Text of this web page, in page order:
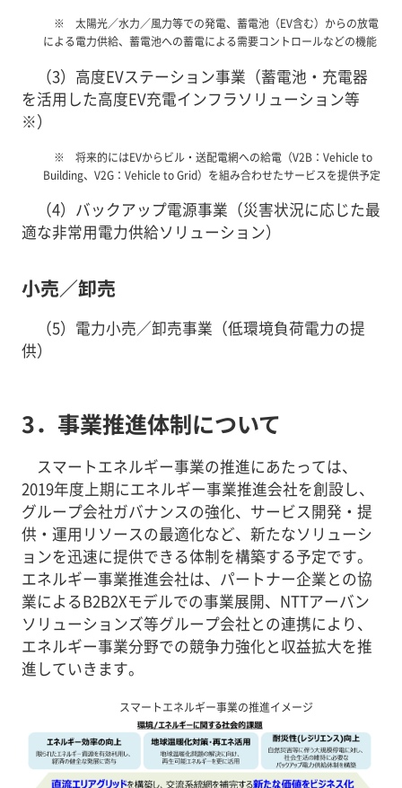
太陽光／水力／風力等での発電、蓄電池（EV含む）からの放電
による電力供給、蓄電池への蓄電による需要コントロールなどの機能
（3）高度EVステーション事業（蓄電池・充電器
を活用した高度EV充電インフラソリューション等
※）
将来的にはEVからビル・送配電網への給電（V2B：Vehicle to
Building、V2G：Vehicle to Grid）を組み合わせたサービスを提供予定
（4）バックアップ電源事業（災害状況に応じた最
適な非常用電力供給ソリューション）
小売／卸売
（5）電力小売／卸売事業（低環境負荷電力の提
供）
3．事業推進体制について
スマートエネルギー事業の推進にあたっては、
2019年度上期にエネルギー事業推進会社を創設し、
グループ会社ガバナンスの強化、サービス開発・提
供・運用リソースの最適化など、新たなソリューシ
ョンを迅速に提供できる体制を構築する予定です。
エネルギー事業推進会社は、パートナー企業との協
業によるB2B2Xモデルでの事業展開、NTTアーバン
ソリューションズ等グループ会社との連携により、
エネルギー事業分野での競争力強化と収益拡大を推
進していきます。
スマートエネルギー事業の推進イメージ